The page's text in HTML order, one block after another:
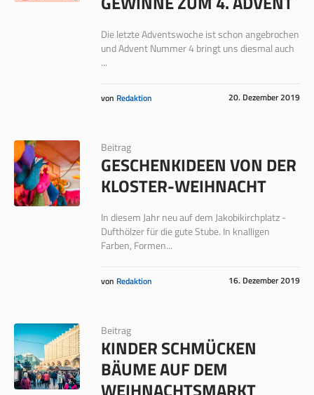
Die letzte Adventswoche ist schon angebrochen
und Advent Nummer 4 bringt uns diesmal auch
...
20. Dezember 2019
von Redaktion
Beitrag
GESCHENKIDEEN VON DER
KLOSTER-WEIHNACHT
In diesem Jahr neu auf dem Jakobikirchplatz -
Dufthölzer für die gute Stube. In knalligen
Farben, Formen...
16. Dezember 2019
von Redaktion
Beitrag
KINDER SCHMÜCKEN
BÄUME AUF DEM